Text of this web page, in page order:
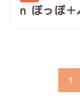
n ぽっぽ＋
1